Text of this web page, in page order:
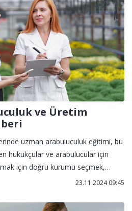
ve Üretim
uzman arabuluculuk eğitimi, bu
hukukçular ve arabulucular için
için doğru kurumu seçmek,
sağlar. Bu makalede, bu eğitimi
detaylıca inceleyeceğiz.
23.11.2024 09:45